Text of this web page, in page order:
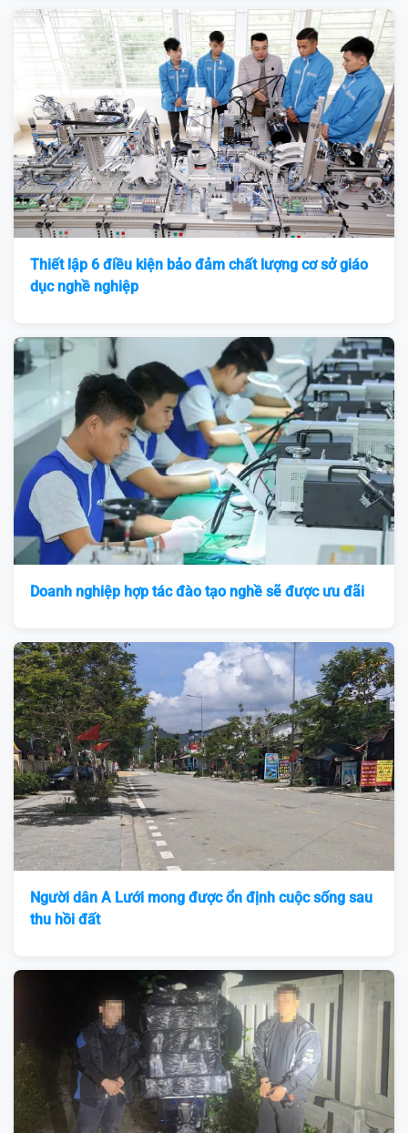
Thiết lập 6 điều kiện bảo đảm chất lượng cơ sở giáo
dục nghề nghiệp
Doanh nghiệp hợp tác đào tạo nghề sẽ được ưu đãi
Người dân A Lưới mong được ổn định cuộc sống sau
thu hồi đất